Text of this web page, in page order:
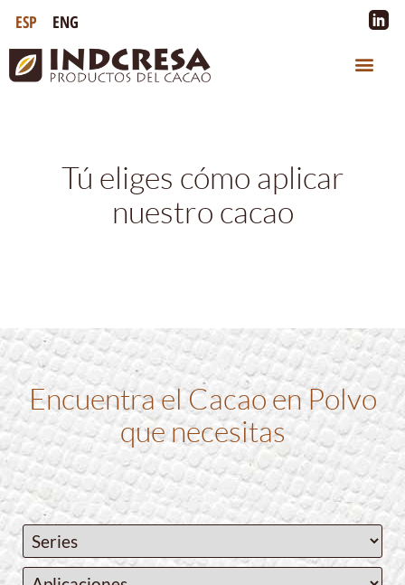
ESP ENG
Tú eliges cómo aplicar
nuestro cacao
Encuentra el Cacao en Polvo
que necesitas